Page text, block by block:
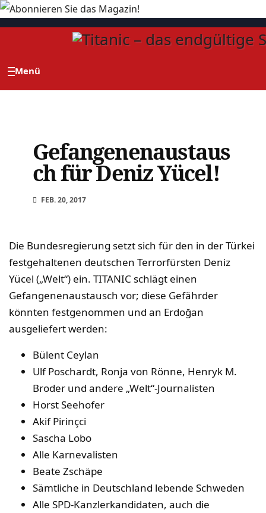
Zum
Gefangenenaustaus
ch für Deniz Yücel!
FEB. 20, 2017
Die Bundesregierung setzt sich für den in der Türkei
festgehaltenen deutschen Terrorfürsten Deniz
Yücel („Welt“) ein. TITANIC schlägt einen
Gefangenenaustausch vor; diese Gefährder
könnten festgenommen und an Erdoğan
ausgeliefert werden:
Bülent Ceylan
Ulf Poschardt, Ronja von Rönne, Henryk M.
Broder und andere „Welt“-Journalisten
Horst Seehofer
Akif Pirinçci
Sascha Lobo
Alle Karnevalisten
Beate Zschäpe
Sämtliche in Deutschland lebende Schweden
Alle SPD-Kanzlerkandidaten, auch die